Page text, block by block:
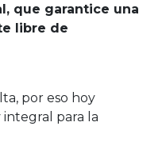
que garantice una
libre de
por eso hoy
para la